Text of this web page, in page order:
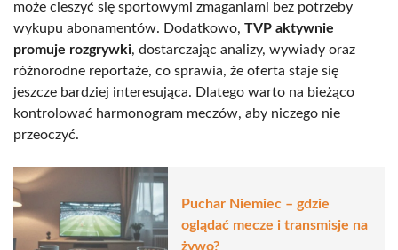
może cieszyć się sportowymi zmaganiami bez potrzeby
wykupu abonamentów. Dodatkowo, TVP aktywnie
promuje rozgrywki, dostarczając analizy, wywiady oraz
różnorodne reportaże, co sprawia, że oferta staje się
jeszcze bardziej interesująca. Dlatego warto na bieżąco
kontrolować harmonogram meczów, aby niczego nie
przeoczyć.
Puchar Niemiec – gdzie
oglądać mecze i transmisje na
żywo?